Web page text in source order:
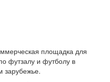
площадка для
футзалу и футболу в
зарубежье.